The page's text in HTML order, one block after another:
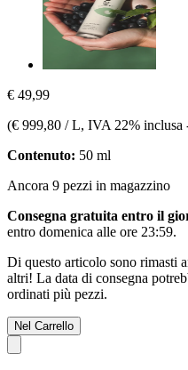
€ 49,99
(€ 999,80 / L, IVA 22% inclusa
Contenuto: 50 ml
Ancora 9 pezzi in magazzino
Consegna gratuita entro il
entro domenica alle ore 23:59.
Di questo articolo sono rimasti
altri! La data di consegna
ordinati più pezzi.
Nel Carrello